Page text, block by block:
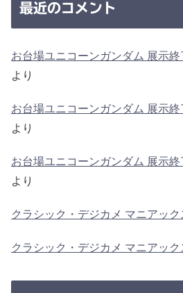
最近のコメント
お台場ユニコーンガンダム 展示終
より
お台場ユニコーンガンダム 展示終
より
お台場ユニコーンガンダム 展示終
より
クラシック・デジカメ マニアック
クラシック・デジカメ マニアック